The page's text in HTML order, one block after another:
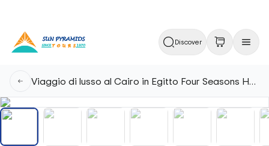
Discover
Viaggio di lusso al Cairo in Egitto Four Seasons Hotel